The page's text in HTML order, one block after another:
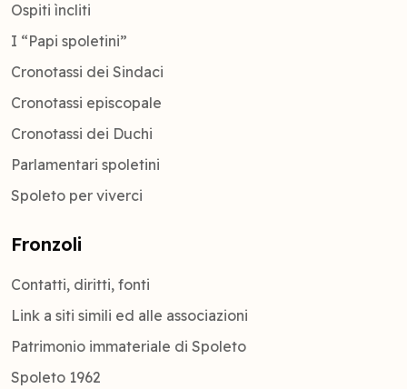
Ospiti ìncliti
I “Papi spoletini”
Cronotassi dei Sindaci
Cronotassi episcopale
Cronotassi dei Duchi
Parlamentari spoletini
Spoleto per viverci
Fronzoli
Contatti, diritti, fonti
Link a siti simili ed alle associazioni
Patrimonio immateriale di Spoleto
Spoleto 1962